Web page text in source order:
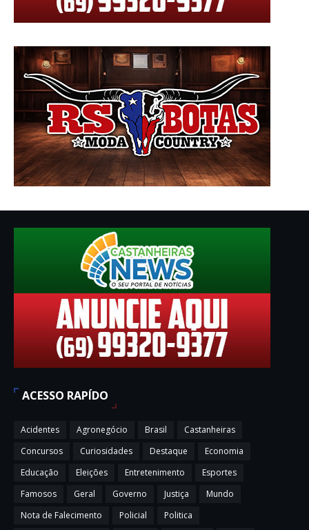
ACESSO RAPÍDO
Acidentes Agronegócio Brasil
Castanheiras
Concursos
Curiosidades Destaque
Economia
Educação
Eleições Entretenimento
Esportes
Famosos
Geral Governo Justiça
Mundo
Nota de Falecimento
Policial
Politica